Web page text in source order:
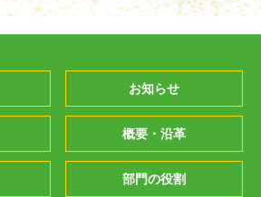
お知らせ
概要・沿革
部門の役割